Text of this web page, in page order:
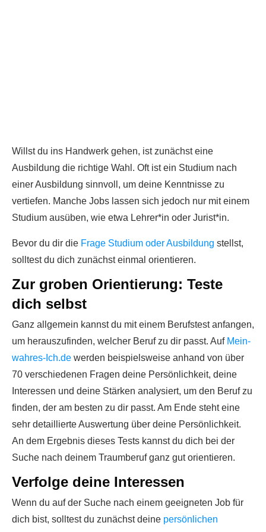
Willst du ins Handwerk gehen, ist zunächst eine
Ausbildung die richtige Wahl. Oft ist ein Studium nach
einer Ausbildung sinnvoll, um deine Kenntnisse zu
vertiefen. Manche Jobs lassen sich jedoch nur mit einem
Studium ausüben, wie etwa Lehrer*in oder Jurist*in.
Bevor du dir die Frage Studium oder Ausbildung stellst,
solltest du dich zunächst einmal orientieren.
Zur groben Orientierung: Teste
dich selbst
Ganz allgemein kannst du mit einem Berufstest anfangen,
um herauszufinden, welcher Beruf zu dir passt. Auf Mein-
wahres-Ich.de werden beispielsweise anhand von über
70 verschiedenen Fragen deine Persönlichkeit, deine
Interessen und deine Stärken analysiert, um den Beruf zu
finden, der am besten zu dir passt. Am Ende steht eine
sehr detaillierte Auswertung über deine Persönlichkeit.
An dem Ergebnis dieses Tests kannst du dich bei der
Suche nach deinem Traumberuf ganz gut orientieren.
Verfolge deine Interessen
Wenn du auf der Suche nach einem geeigneten Job für
dich bist, solltest du zunächst deine persönlichen